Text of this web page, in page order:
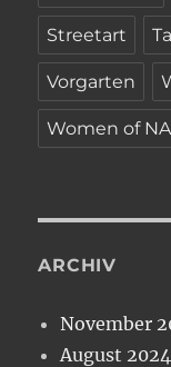
Streetart
Vorgarten
Women of
ARCHIV
November
August 2024